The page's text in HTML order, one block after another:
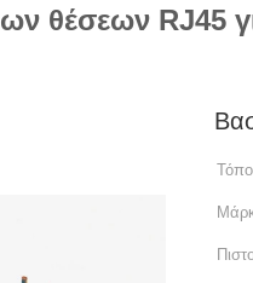
θέσεων RJ45